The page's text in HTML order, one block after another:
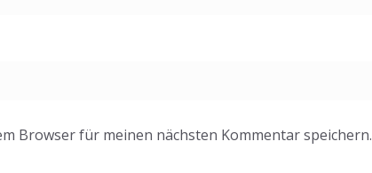
Browser für meinen nächsten Kommentar speichern.